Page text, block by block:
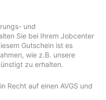
und
Sie bei Ihrem Jobcenter
Gutschein ist es
wie z.B. unsere
zu erhalten.
Recht auf einen AVGS und